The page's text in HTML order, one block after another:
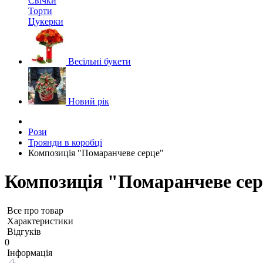
Торти
Цукерки
Весільні букети
Новий рік
Рози
Троянди в коробці
Композиція "Помаранчеве серце"
Композиція "Помаранчеве
Все про товар
Характеристики
Відгуків
0
Iнформація